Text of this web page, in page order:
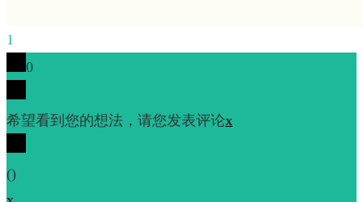
1
0
希望看到您的想法，请您发表评论x
()